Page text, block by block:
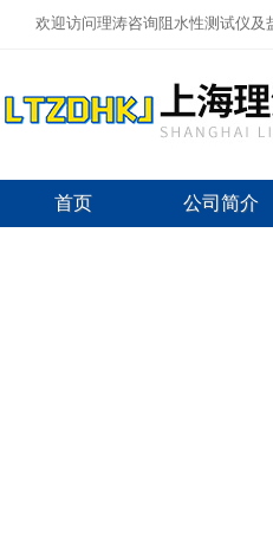
欢迎访问理涛咨询阻水性测试仪及
首页 公司简介